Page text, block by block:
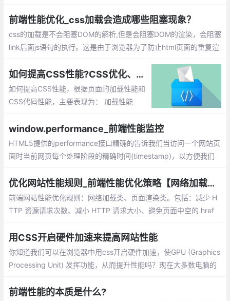
久。
前端性能优化_css加载会造成哪些阻塞现象？
css的加载是不会阻塞DOM的解析,但是会阻塞DOM的渲染，会阻塞
link后面js语句的执行。这是由于浏览器为了防止html页面的重复渲
等在css加载完成之后才进行dom的渲染以及执行后面的js语句。
如何提高CSS性能?CSS优化、提高性能提升总汇
如何提高CSS性能，根据页面的加载性能和
CSS代码性能，主要表现为： 加载性能
提高并发方面入手），选择器性能，渲染性
能，可维护性。
window.performance_前端性能监控
HTML5提供的performance接口精确的告诉我们当访问一个网站页
面时当前网页每个处理阶段的精确时间(timestamp)，以方便我们
优化网站性能规则_前端性能优化策略【网络加载、页面渲染】
前端网站性能优化规则：网络加载类、页面渲染类。包括：减少 H
TTP 资源请求次数、减小 HTTP 请求大小、避免页面中空的 href
减少 DOM 元素数量和深度等
用CSS开启硬件加速来提高网站性能
你知道我们可以在浏览器中用css开启硬件加速，使GPU (Graphics
Processing Unit) 发挥功能，从而提升性能吗？现在大多数电脑的
我们的网站或应用表现的更为流畅。
前端性能的本质是什么?